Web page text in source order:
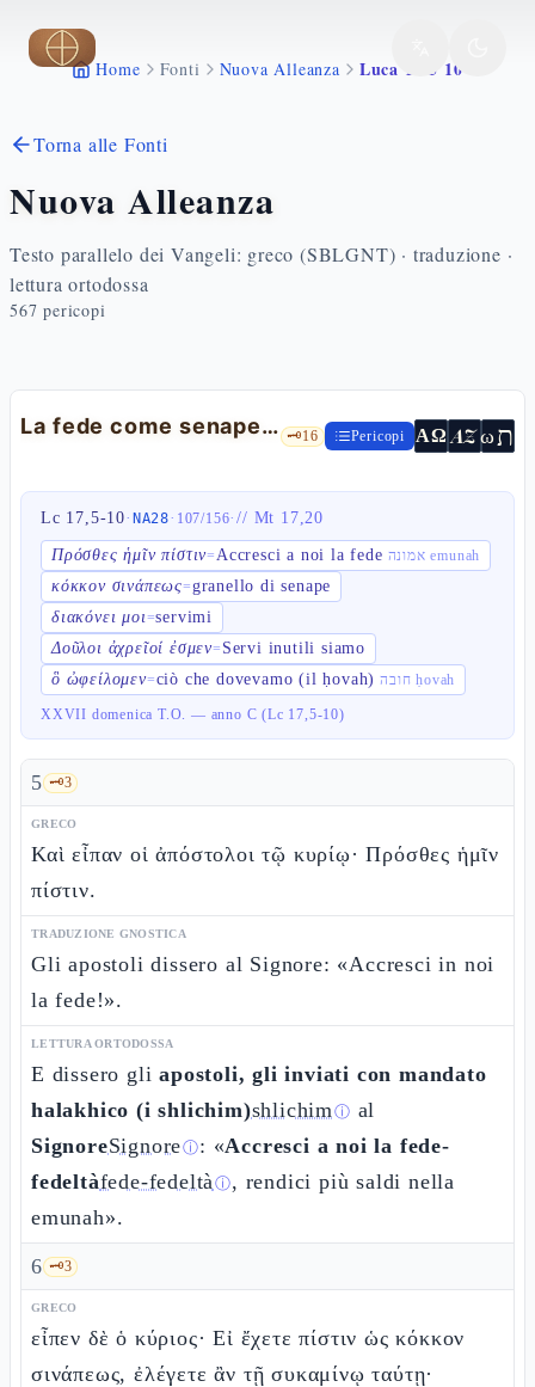
Vai al contenuto principale
Home Fonti Nuova Alleanza Luca 17 5 10
Torna alle Fonti
Nuova Alleanza
Testo parallelo dei Vangeli: greco (SBLGNT) · traduzione ·
lettura ortodossa
567 pericopi
La fede come senape e i servi inutili — Lc 17,5-10 🗝️16 Pericopi ΑΩ AZωת
Lc 17,5-10· NA28· 107/156·// Mt 17,20
Πρόσθες ἡμῖν πίστιν=Accresci a noi la fede אמונה emunah
κόκκον σινάπεως=granello di senape
διακόνει μοι=servimi
Δοῦλοι ἀχρεῖοί ἐσμεν= Servi inutili siamo
ὃ ὠφείλομεν=ciò che dovevamo (il ḥovah) חובה ḥovah
XXVII domenica T.O. — anno C (Lc 17,5-10)
5 🗝️3
GRECO
Καὶ εἶπαν οἱ ἀπόστολοι τῷ κυρίῳ· Πρόσθες ἡμῖν
πίστιν.
TRADUZIONE GNOSTICA
Gli apostoli dissero al Signore: «Accresci in noi
la fede!».
LETTURA ORTODOSSA
E dissero gliapostoli, gli inviati con mandato
halakhico (i shlichim)shlichimⓘ al
SignoreSignoreⓘ: «Accresci a noi la fede-
fedeltàfede-fedeltàⓘ, rendici più saldi nella
emunah».
6 🗝️3
GRECO
εἶπεν δὲ ὁ κύριος· Εἰ ἔχετε πίστιν ὡς κόκκον
σινάπεως, ἐλέγετε ἂν τῇ συκαμίνῳ ταύτῃ·